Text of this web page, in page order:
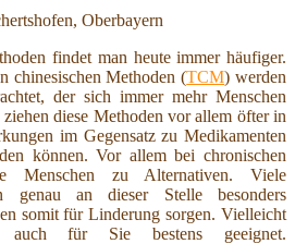
findet man heute immer häufiger.
chinesischen Methoden (TCM) werden
der sich immer mehr Menschen
diese Methoden vor allem öfter in
im Gegensatz zu Medikamenten
können. Vor allem bei chronischen
Menschen zu Alternativen. Viele
genau an dieser Stelle besonders
somit für Linderung sorgen. Vielleicht
auch für Sie bestens geeignet.